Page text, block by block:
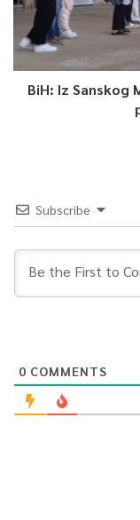
BiH: Iz
Subscribe
0 COMMENTS